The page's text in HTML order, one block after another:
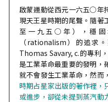
啟蒙運動從西元一六五○
現天王星時期的尾聲。隨
至一九五○年），穩
（rationalism）的追求。
Thomas Savary, c.的專利
是工業革命最重要的發明，
就不會發生工業革命，然而
時期占星家出版的著作裡，
或進步，卻從未提到蒸汽動